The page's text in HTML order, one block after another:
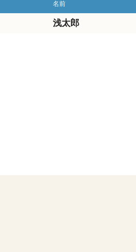
名前
浅太郎